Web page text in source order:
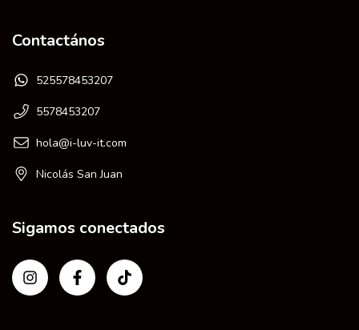
Contactános
525578453207
5578453207
hola@i-luv-it.com
Nicolás San Juan
Sigamos conectados